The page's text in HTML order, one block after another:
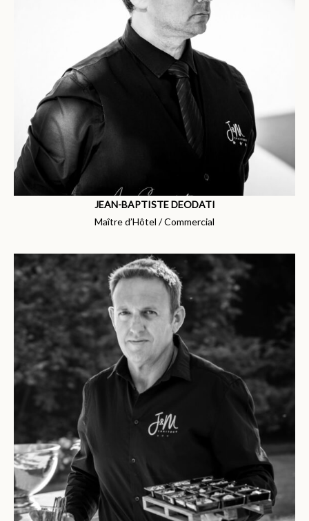
JEAN-BAPTISTE DEODATI
Maître d’Hôtel / Commercial